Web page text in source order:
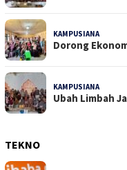
KAMPUSIANA
Dorong
KAMPUSIANA
Ubah Limbah
TEKNO